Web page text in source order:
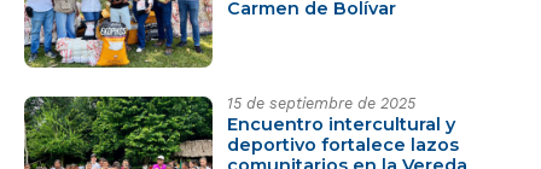
Carmen de Bolívar
15 de septiembre de 2025
Encuentro intercultural y
deportivo fortalece lazos